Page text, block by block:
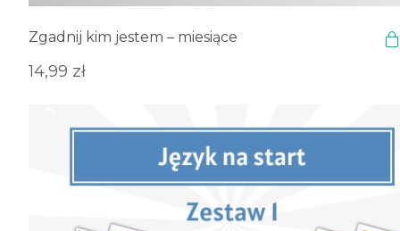
Zgadnij kim jestem – miesiące
14,99 zł